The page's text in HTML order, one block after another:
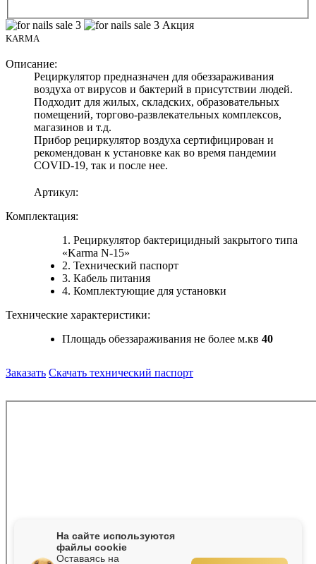
На сайте используются
файлы cookie
Оставаясь на
Акция
KARMA
Описание:
Рециркулятор предназначен для обеззараживания
воздуха от вирусов и бактерий в присутствии людей.
Подходит для жилых, складских, образовательных
помещений, торгово-развлекательных комплексов,
магазинов и т.д.
Прибор рециркулятор воздуха сертифицирован и
рекомендован к установке как во время пандемии
COVID-19, так и после нее.
Артикул:
Комплектация:
1. Рециркулятор бактерицидный закрытого типа
«Karma N-15»
2. Технический паспорт
3. Кабель питания
4. Комплектующие для установки
Технические характеристики:
Площадь обеззараживания не более м.кв 40
Заказать Скачать технический паспорт